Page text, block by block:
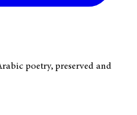
poetry, preserved and